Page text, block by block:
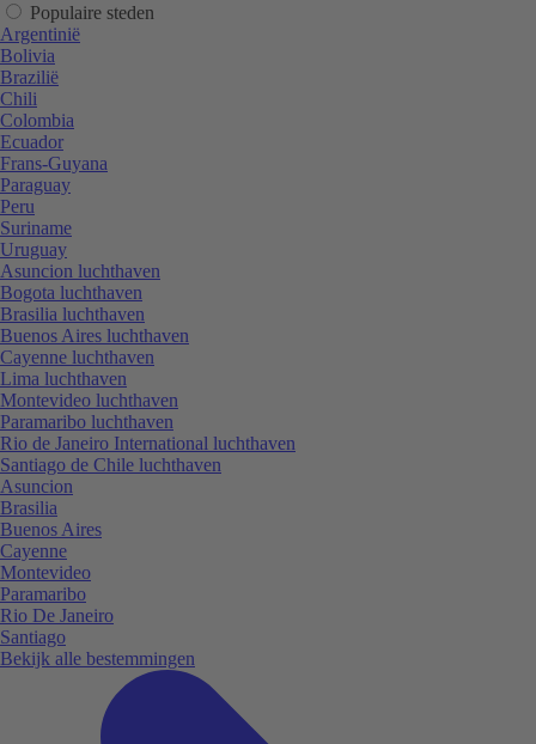
Populaire steden
Argentinië
Bolivia
Brazilië
Chili
Colombia
Ecuador
Frans-Guyana
Paraguay
Peru
Suriname
Uruguay
Asuncion luchthaven
Bogota luchthaven
Brasilia luchthaven
Buenos Aires luchthaven
Cayenne luchthaven
Lima luchthaven
Montevideo luchthaven
Paramaribo luchthaven
Rio de Janeiro International luchthaven
Santiago de Chile luchthaven
Asuncion
Brasilia
Buenos Aires
Cayenne
Montevideo
Paramaribo
Rio De Janeiro
Santiago
Bekijk alle bestemmingen